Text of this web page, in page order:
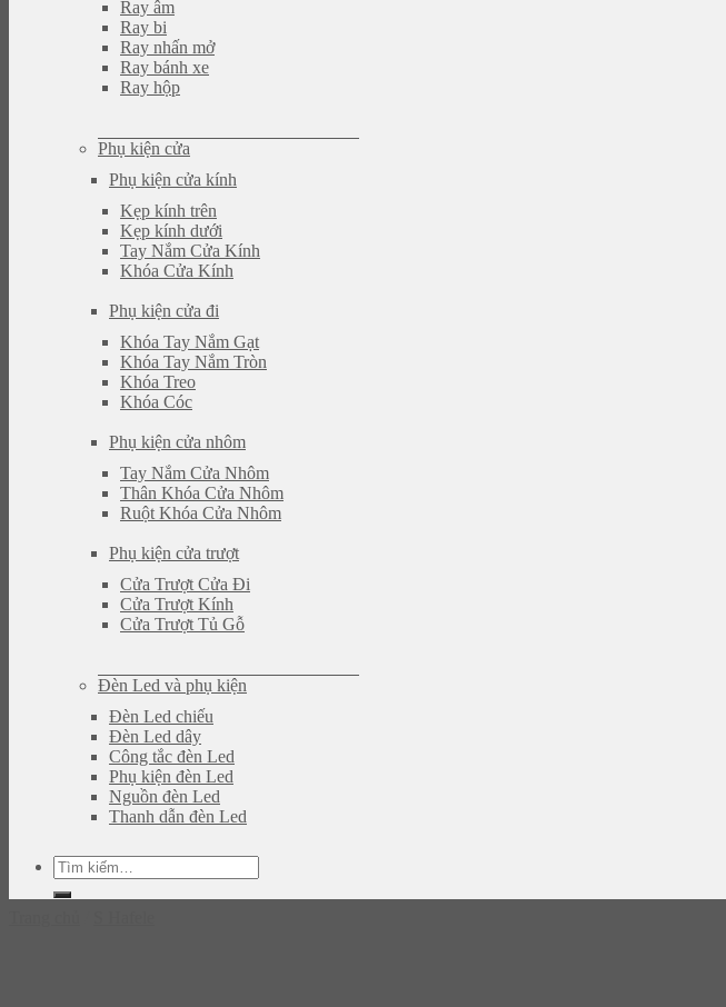
Ray âm
Ray bi
Ray nhấn mở
Ray bánh xe
Ray hộp
Phụ kiện cửa
Phụ kiện cửa kính
Kẹp kính trên
Kẹp kính dưới
Tay Nắm Cửa Kính
Khóa Cửa Kính
Phụ kiện cửa đi
Khóa Tay Nắm Gạt
Khóa Tay Nắm Tròn
Khóa Treo
Khóa Cóc
Phụ kiện cửa nhôm
Tay Nắm Cửa Nhôm
Thân Khóa Cửa Nhôm
Ruột Khóa Cửa Nhôm
Phụ kiện cửa trượt
Cửa Trượt Cửa Đi
Cửa Trượt Kính
Cửa Trượt Tủ Gỗ
Đèn Led và phụ kiện
Đèn Led chiếu
Đèn Led dây
Công tắc đèn Led
Phụ kiện đèn Led
Nguồn đèn Led
Thanh dẫn đèn Led
Tìm
kiếm: